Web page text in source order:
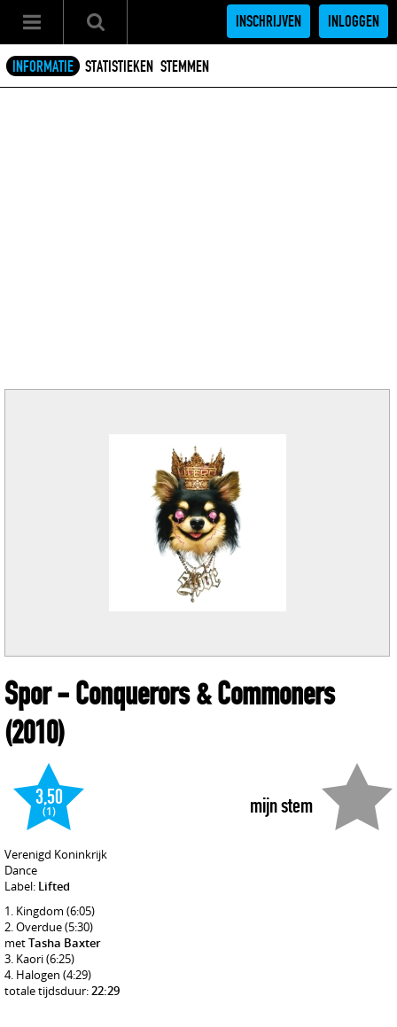
INSCHRIJVEN INLOGGEN
INFORMATIE STATISTIEKEN STEMMEN
Spor- Conquerors & Commoners
(2010)
mijn stem
3,50
(1)
Verenigd Koninkrijk
Dance
Label: Lifted
Kingdom (6:05)
Overdue(5:30)
metTasha Baxter
Kaori(6:25)
Halogen (4:29)
totale tijdsduur:22:29